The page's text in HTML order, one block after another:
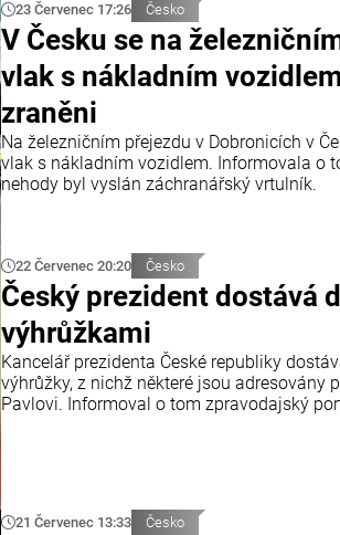
23 Červenec 17:26 Česko
V Česku se na
vlak s nákladním
zraněni
Na železničním přejezdu v Dobronicích v
vlak s nákladním vozidlem. Informovala o
nehody byl vyslán záchranářský vrtulník.
22 Červenec 20:20 Česko
Český prezident dostává
výhrůžkami
Kancelář prezidenta České republiky
výhrůžky, z nichž některé jsou adresovány
Pavlovi. Informoval o tom zpravodajský
21 Červenec 13:33 Česko